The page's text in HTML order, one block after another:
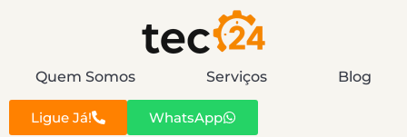
Quem Somos Serviços Blog
Ligue Já! WhatsApp